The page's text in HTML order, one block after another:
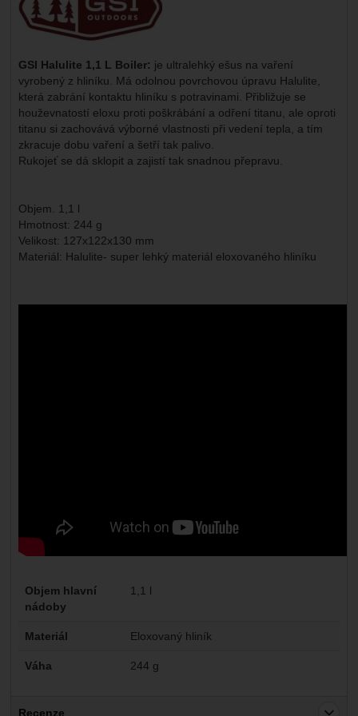
GSI Halulite 1,1 L Boiler: je ultralehký ešus na vaření
vyrobený z hliníku. Má odolnou povrchovou úpravu Halulite,
která zabrání kontaktu hliníku s potravinami. Přibližuje se
houževnatostí eloxu proti poškrábání a odření titanu, ale oproti
titanu si zachovává výborné vlastnosti při vedení tepla, a tím
zkracuje dobu vaření a šetří tak palivo.
Rukojeť se dá sklopit a zajistí tak snadnou přepravu.
Objem. 1,1 l
Hmotnost: 244 g
Velikost: 127x122x130 mm
Materiál: Halulite- super lehký materiál eloxovaného hliníku
Parametry
Objem hlavní
nádoby
1,1 l
Materiál Eloxovaný hliník
Váha 244 g
Recenze